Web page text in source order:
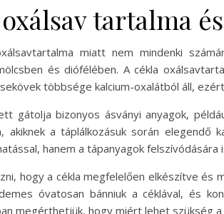
tartalma
miatt nem mindenki
és diófélében. A cékla
többsége kalcium-oxalátból áll,
gátolja bizonyos ásványi anyagok,
akiknek a táplálkozásuk során
hanem a tápanyagok
hogy a cékla megfelelően elkészítve és
óvatosan bánniuk a céklával, és
megérthetjük, hogy miért lehet szükség a